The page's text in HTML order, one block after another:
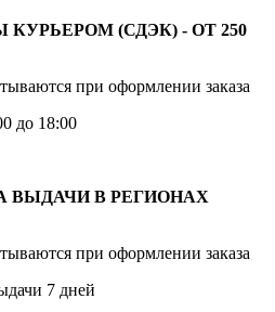
(СДЭК) - ОТ 250
при оформлении заказа
до 18:00
ВЫДАЧИ В РЕГИОНАХ
при оформлении заказа
7 дней